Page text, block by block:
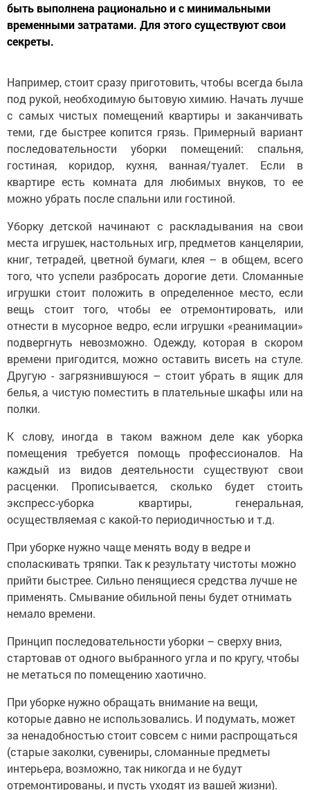
быть выполнена рационально и с минимальными
временными затратами. Для этого существуют свои
секреты.
Например, стоит сразу приготовить, чтобы всегда была
под рукой, необходимую бытовую химию. Начать лучше
с самых чистых помещений квартиры и заканчивать
теми, где быстрее копится грязь. Примерный вариант
последовательности уборки помещений: спальня,
гостиная, коридор, кухня, ванная/туалет. Если в
квартире есть комната для любимых внуков, то ее
можно убрать после спальни или гостиной.
Уборку детской начинают с раскладывания на свои
места игрушек, настольных игр, предметов канцелярии,
книг, тетрадей, цветной бумаги, клея – в общем, всего
того, что успели разбросать дорогие дети. Сломанные
игрушки стоит положить в определенное место, если
вещь стоит того, чтобы ее отремонтировать, или
отнести в мусорное ведро, если игрушки «реанимации»
подвергнуть невозможно. Одежду, которая в скором
времени пригодится, можно оставить висеть на стуле.
Другую - загрязнившуюся – стоит убрать в ящик для
белья, а чистую поместить в плательные шкафы или на
полки.
К слову, иногда в таком важном деле как уборка
помещения требуется помощь профессионалов. На
каждый из видов деятельности существуют свои
расценки. Прописывается, сколько будет стоить
экспресс-уборка квартиры, генеральная,
осуществляемая с какой-то периодичностью и т.д.
При уборке нужно чаще менять воду в ведре и
споласкивать тряпки. Так к результату чистоты можно
прийти быстрее. Сильно пенящиеся средства лучше не
применять. Смывание обильной пены будет отнимать
немало времени.
Принцип последовательности уборки – сверху вниз,
стартовав от одного выбранного угла и по кругу, чтобы
не метаться по помещению хаотично.
При уборке нужно обращать внимание на вещи,
которые давно не использовались. И подумать, может
за ненадобностью стоит совсем с ними распрощаться
(старые заколки, сувениры, сломанные предметы
интерьера, возможно, так никогда и не будут
отремонтированы, и пусть уходят из вашей жизни).